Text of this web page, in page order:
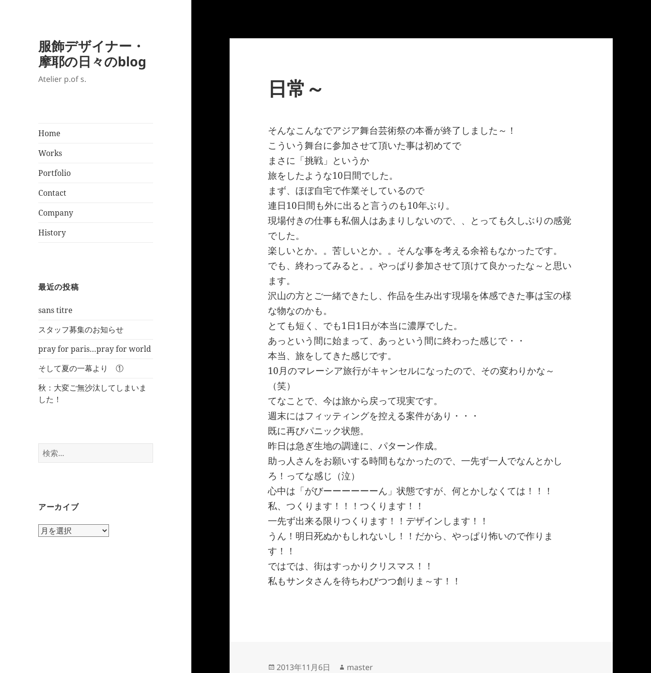
服飾デザイナー・
摩耶の日々のblog
Atelier p.of s.
Home
Works
Portfolio
Contact
Company
History
最近の投稿
sans titre
スタッフ募集のお知らせ
pray for paris…pray for world
そして夏の一幕より ①
秋：大変ご無沙汰してしまいま
した！
検
索:
アーカイブ
ア
日常～
そんなこんなでアジア舞台芸術祭の本番が終了しました～！
こういう舞台に参加させて頂いた事は初めてで
まさに「挑戦」というか
旅をしたような10日間でした。
まず、ほぼ自宅で作業そしているので
連日10日間も外に出ると言うのも10年ぶり。
現場付きの仕事も私個人はあまりしないので、、とっても久しぶりの感覚
でした。
楽しいとか。。苦しいとか。。そんな事を考える余裕もなかったです。
でも、終わってみると。。やっぱり参加させて頂けて良かったな～と思い
ます。
沢山の方とご一緒できたし、作品を生み出す現場を体感できた事は宝の様
な物なのかも。
とても短く、でも1日1日が本当に濃厚でした。
あっという間に始まって、あっという間に終わった感じで・・
本当、旅をしてきた感じです。
10月のマレーシア旅行がキャンセルになったので、その変わりかな～
（笑）
てなことで、今は旅から戻って現実です。
週末にはフィッティングを控える案件があり・・・
既に再びパニック状態。
昨日は急ぎ生地の調達に、パターン作成。
助っ人さんをお願いする時間もなかったので、一先ず一人でなんとかし
ろ！ってな感じ（泣）
心中は「がびーーーーーーん」状態ですが、何とかしなくては！！！
私、つくります！！！つくります！！
一先ず出来る限りつくります！！デザインします！！
うん！明日死ぬかもしれないし！！だから、やっぱり怖いので作りま
す！！
ではでは、街はすっかりクリスマス！！
私もサンタさんを待ちわびつつ創りま～す！！
投
2013年11月6日
作
master